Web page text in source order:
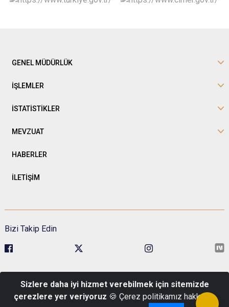
GENEL MÜDÜRLÜK
İŞLEMLER
İSTATİSTİKLER
MEVZUAT
HABERLER
İLETİŞİM
Bizi Takip Edin
No:1 Pk: 06680 Çankaya/Ankara
Telefon : 0 (312) 422 48 00
Sizlere daha iyi hizmet verebilmek için sitemizde
çerezlere yer veriyoruz 🍪 Çerez politikamız hakkında